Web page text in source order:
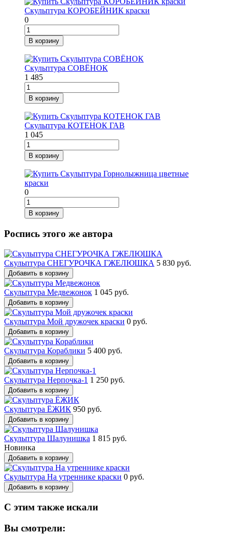
Скульптура КОРОБЕЙНИК краски
0
В корзину
Скульптура СОВЁНОК
1 485
В корзину
Скульптура КОТЕНОК ГАВ
1 045
В корзину
0
В корзину
Роспись этого же автора
Скульптура СНЕГУРОЧКА ГЖЕЛЮШКА 5 830 руб.
Добавить в корзину
Скульптура Медвежонок 1 045 руб.
Добавить в корзину
Скульптура Мой дружочек краски 0 руб.
Добавить в корзину
Скульптура Кораблики 5 400 руб.
Добавить в корзину
Скульптура Нерпочка-1 1 250 руб.
Добавить в корзину
Скульптура ЁЖИК 950 руб.
Добавить в корзину
Скульптура Шалунишка 1 815 руб.
Новинка
Добавить в корзину
Скульптура На утреннике краски 0 руб.
Добавить в корзину
С этим также искали
Вы смотрели: